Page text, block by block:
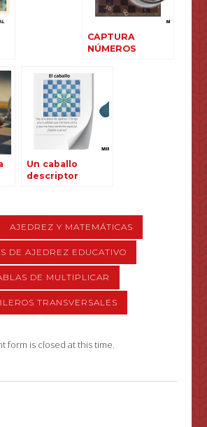
CAPTURA
NÚMEROS
Un caballo
descriptor
AJEDREZ Y MATEMÁTICAS
DE AJEDREZ EDUCATIVO
DE MULTIPLICAR
TRANSVERSALES
form is closed at this time.